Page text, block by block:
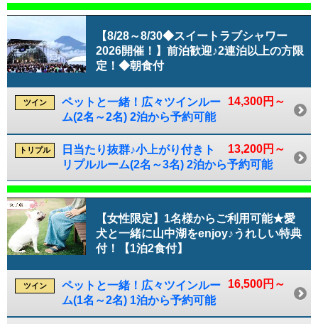
【8/28～8/30◆スイートラブシャワー
2026開催！】前泊歓迎♪2連泊以上の方限
定！◆朝食付
14,300円～
ツイン
ペットと一緒！広々ツインルー
ム(2名～2名) 2泊から予約可能
13,200円～
トリプル
日当たり抜群♪小上がり付きト
リプルルーム(2名～3名) 2泊から予約可能
【女性限定】1名様からご利用可能★愛
犬と一緒に山中湖をenjoy♪うれしい特典
付！【1泊2食付】
16,500円～
ツイン
ペットと一緒！広々ツインルー
ム(1名～2名) 1泊から予約可能